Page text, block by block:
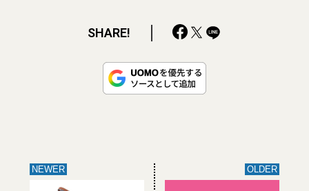
SHARE!
NEWER OLDER